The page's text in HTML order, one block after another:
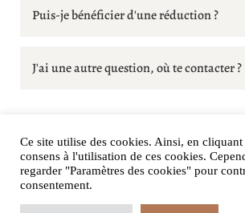
Puis-je bénéficier d'une réduction ?
Malheureusement non ! Les tarifs mis en
promotionnel. Toutefois, cela sera
ma page de vente ou sur mes réseaux
donc à venir me suivre principalement sur
@gaelle.saintprix.
J'ai une autre question, où te contacter ?
Instagram @gaelle.saintprixou
àcontact@gaellesaintprix.fr. Je réponds
dans les 48/72h.
Ce site utilise des cookies. Ainsi, en
consens à l'utilisation de ces cookies.
regarder "Paramètres des cookies" pour
consentement.